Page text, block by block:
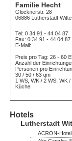
Familie Hecht
Glöcknerstr. 28
06886 Lutherstadt
Tel: 0 34 91 - 44 04 87
Fax: 0 34 91 - 44 04 87
E-Mail:
Preis pro Tag: 26 - 60
Anzahl der
Personen pro
30 / 50 / 63 qm
1 WS, WK / 2 WS, WK /
Küche
Hotels
Lutherstadt
ACRON-